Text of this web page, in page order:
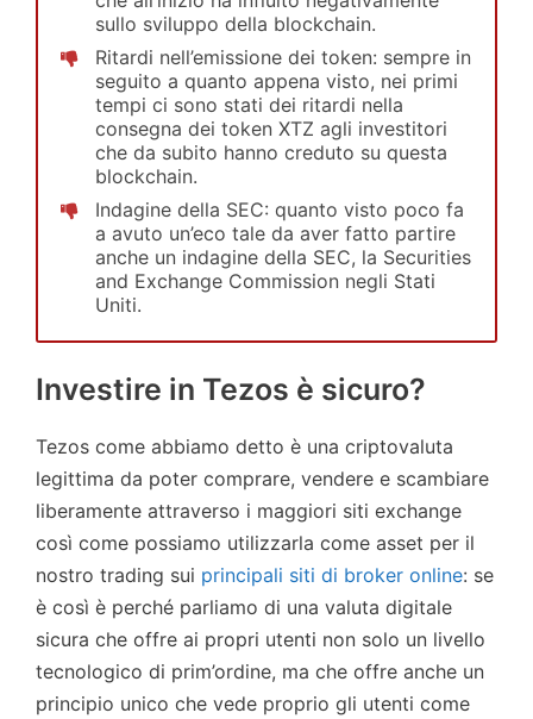
sullo sviluppo della blockchain.
Ritardi nell’emissione dei token: sempre in
seguito a quanto appena visto, nei primi
tempi ci sono stati dei ritardi nella
consegna dei token XTZ agli investitori
che da subito hanno creduto su questa
blockchain.
Indagine della SEC: quanto visto poco fa
a avuto un’eco tale da aver fatto partire
anche un indagine della SEC, la Securities
and Exchange Commission negli Stati
Uniti.
Investire in Tezos è sicuro?
Tezos come abbiamo detto è una criptovaluta
legittima da poter comprare, vendere e scambiare
liberamente attraverso i maggiori siti exchange
così come possiamo utilizzarla come asset per il
nostro trading sui principali siti di broker online: se
è così è perché parliamo di una valuta digitale
sicura che offre ai propri utenti non solo un livello
tecnologico di prim’ordine, ma che offre anche un
principio unico che vede proprio gli utenti come